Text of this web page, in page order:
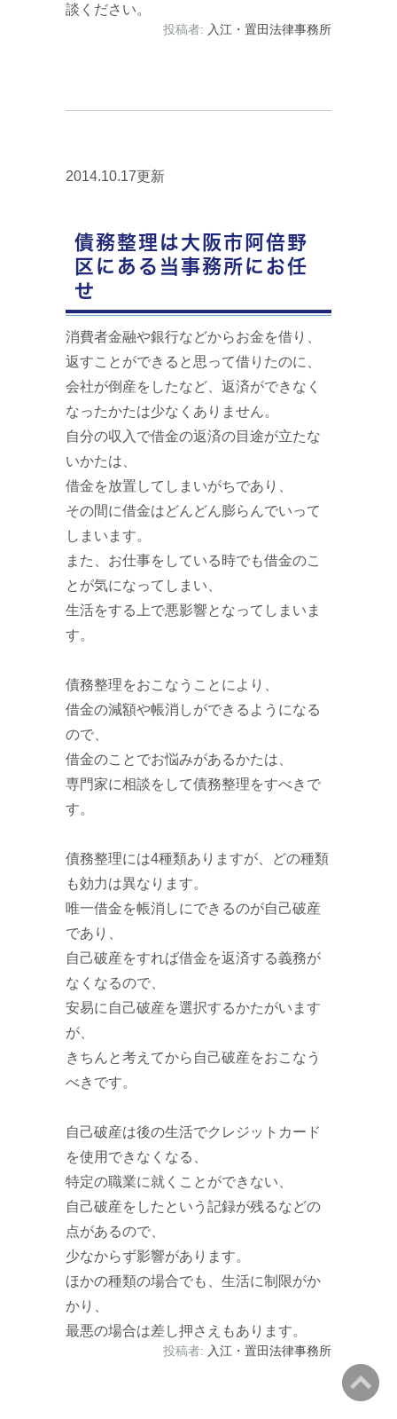
談ください。
投稿者: 入江・置田法律事務所
2014.10.17更新
債務整理は大阪市阿倍野
区にある当事務所にお任
せ
消費者金融や銀行などからお金を借り、
返すことができると思って借りたのに、
会社が倒産をしたなど、返済ができなく
なったかたは少なくありません。
自分の収入で借金の返済の目途が立たな
いかたは、
借金を放置してしまいがちであり、
その間に借金はどんどん膨らんでいって
しまいます。
また、お仕事をしている時でも借金のこ
とが気になってしまい、
生活をする上で悪影響となってしまいま
す。
債務整理をおこなうことにより、
借金の減額や帳消しができるようになる
ので、
借金のことでお悩みがあるかたは、
専門家に相談をして債務整理をすべきで
す。
債務整理には4種類ありますが、どの種類
も効力は異なります。
唯一借金を帳消しにできるのが自己破産
であり、
自己破産をすれば借金を返済する義務が
なくなるので、
安易に自己破産を選択するかたがいます
が、
きちんと考えてから自己破産をおこなう
べきです。
自己破産は後の生活でクレジットカード
を使用できなくなる、
特定の職業に就くことができない、
自己破産をしたという記録が残るなどの
点があるので、
少なからず影響があります。
ほかの種類の場合でも、生活に制限がか
かり、
最悪の場合は差し押さえもあります。
投稿者: 入江・置田法律事務所